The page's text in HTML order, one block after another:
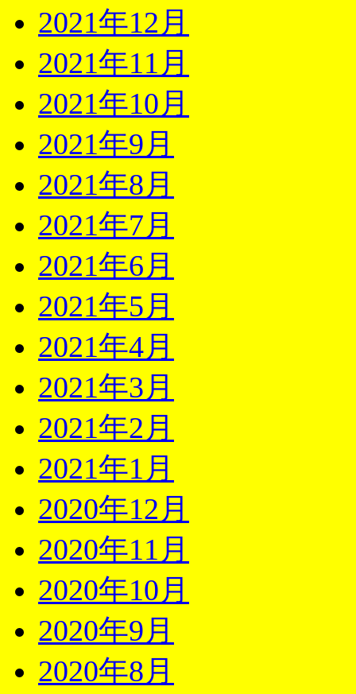
2021年12月
2021年11月
2021年10月
2021年9月
2021年8月
2021年7月
2021年6月
2021年5月
2021年4月
2021年3月
2021年2月
2021年1月
2020年12月
2020年11月
2020年10月
2020年9月
2020年8月